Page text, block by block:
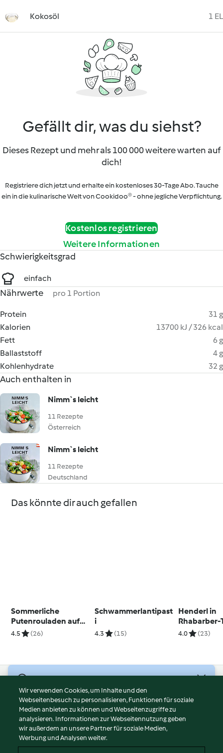
Kokosöl 1 EL
Gefällt dir, was du siehst?
Dieses Rezept und mehr als 100 000 weitere warten auf
dich!
Registriere dich jetzt und erhalte ein kostenloses 30-Tage Abo. Tauche
ein in die kulinarische Welt von Cookidoo® - ohne jegliche Verpflichtung.
Kostenlos registrieren
Weitere Informationen
Schwierigkeitsgrad
einfach
Nährwerte pro 1 Portion
Protein
31 g
Kalorien
13700 kJ / 326 kcal
Fett
6 g
Ballaststoff
4 g
Kohlenhydrate
32 g
Auch enthalten in
Nimm`s leicht
11 Rezepte
Österreich
Nimm`s leicht
11 Rezepte
Deutschland
Das könnte dir auch gefallen
Sommerliche
Putenrouladen auf
Zitronentagliatelle
4.5 (26)
Schwammerlantipast
i
4.3 (15)
Henderl in
Sauce mit
4.0 (23)
Nutzungsbedingungen
Datenschutzrichtlinien
Disclaimer
Impressum
Wir verwenden Cookies, um Inhalte und den
Webseitenbesuch zu personalisieren, Funktionen für soziale
Medien anbieten zu können und Webseitenzugriffe zu
analysieren. Informationen zur Webseitennutzung geben
wir außerdem an unsere Partner für soziale Medien,
Werbung und Analysen weiter.